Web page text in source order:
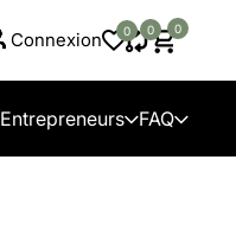
Connexion 0 0 0
Entrepreneurs FAQ